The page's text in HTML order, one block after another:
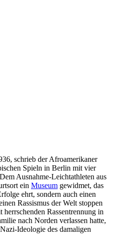
schrieb der Afroamerikaner
Spieln in Berlin mit vier
Ausnahme-Leichtathleten aus
ein Museum gewidmet, das
ehrt, sondern auch einen
Rassismus der Welt stoppen
Rassentrennung in
nach Norden verlassen hatte,
Ideologie des damaligen